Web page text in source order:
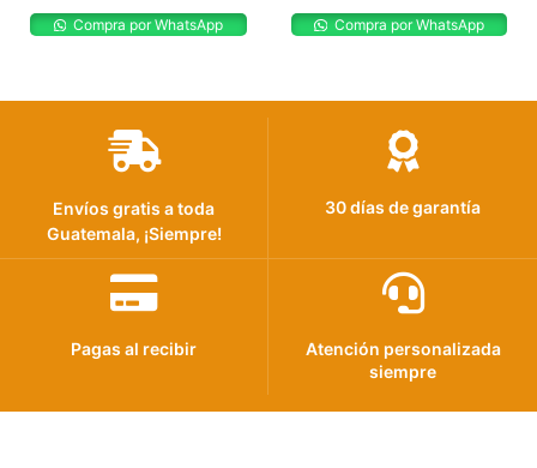
Compra por WhatsApp Compra por WhatsApp
Envíos gratis a toda
Guatemala, ¡Siempre!
30 días de garantía
Pagas al recibir
Atención personalizada
siempre